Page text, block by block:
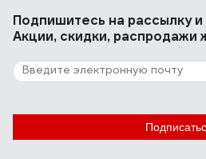
Подпишитесь на рассылкуи
Акции, скидки, распродажи